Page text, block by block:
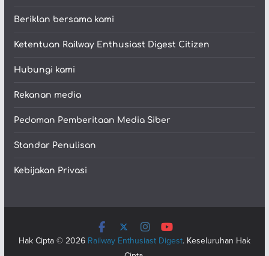
Beriklan bersama kami
Ketentuan Railway Enthusiast Digest Citizen
Hubungi kami
Rekanan media
Pedoman Pemberitaan Media Siber
Standar Penulisan
Kebijakan Privasi
Hak Cipta © 2026 Railway Enthusiast Digest. Keseluruhan Hak